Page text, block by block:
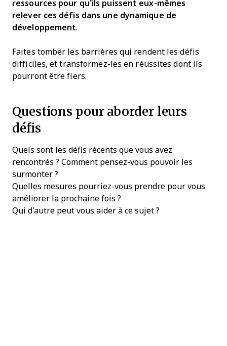
ressources pour qu’ils puissent eux-mêmes
relever ces défis dans une dynamique de
développement.
Faites tomber les barrières qui rendent les défis
difficiles, et transformez-les en réussites dont ils
pourront être fiers.
Questions pour aborder leurs
défis
Quels sont les défis récents que vous avez
rencontrés ? Comment pensez-vous pouvoir les
surmonter ?
Quelles mesures pourriez-vous prendre pour vous
améliorer la prochaine fois ?
Qui d'autre peut vous aider à ce sujet ?